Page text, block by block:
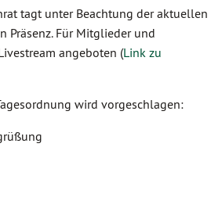
tagt unter Beachtung der aktuellen
Präsenz. Für Mitglieder und
angeboten (Link zu
wird vorgeschlagen: